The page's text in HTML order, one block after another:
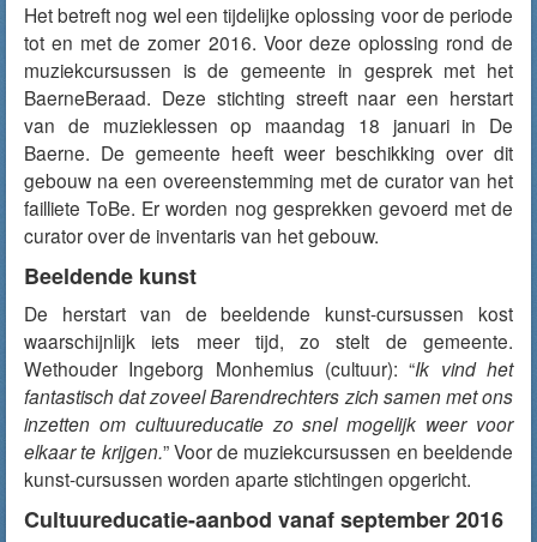
Het betreft nog wel een tijdelijke oplossing voor de periode
tot en met de zomer 2016. Voor deze oplossing rond de
muziekcursussen is de gemeente in gesprek met het
BaerneBeraad. Deze stichting streeft naar een herstart
van de muzieklessen op maandag 18 januari in De
Baerne. De gemeente heeft weer beschikking over dit
gebouw na een overeenstemming met de curator van het
failliete ToBe. Er worden nog gesprekken gevoerd met de
curator over de inventaris van het gebouw.
Beeldende kunst
De herstart van de beeldende kunst-cursussen kost
waarschijnlijk iets meer tijd, zo stelt de gemeente.
Wethouder Ingeborg Monhemius (cultuur): “Ik vind het
fantastisch dat zoveel Barendrechters zich samen met ons
inzetten om cultuureducatie zo snel mogelijk weer voor
elkaar te krijgen.” Voor de muziekcursussen en beeldende
kunst-cursussen worden aparte stichtingen opgericht.
Cultuureducatie-aanbod vanaf september 2016